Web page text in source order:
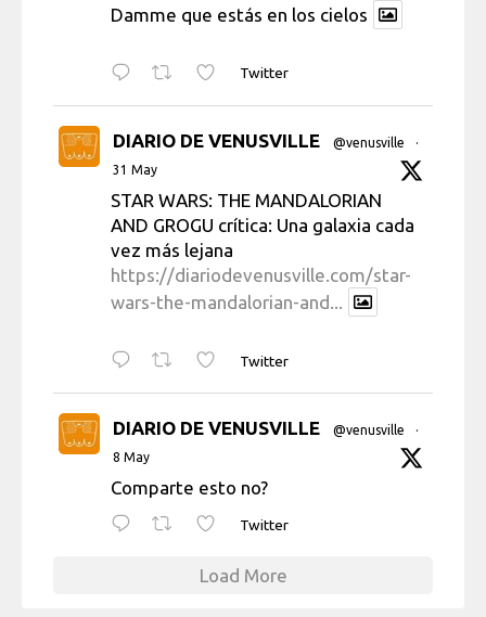
Damme que estás en los cielos
Twitter
DIARIO DE VENUSVILLE @venusville
·
31 May
STAR WARS: THE MANDALORIAN
AND GROGU crítica: Una galaxia cada
vez más lejana
https://diariodevenusville.com/star-
wars-the-mandalorian-and...
Twitter
DIARIO DE VENUSVILLE @venusville
·
8 May
Comparte esto no?
Twitter
Load More